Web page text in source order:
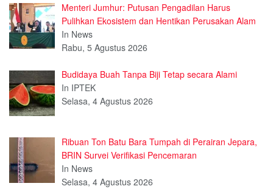
Menteri Jumhur: Putusan Pengadilan Harus
Pulihkan Ekosistem dan Hentikan Perusakan Alam
In News
Rabu, 5 Agustus 2026
Budidaya Buah Tanpa Biji Tetap secara Alami
In IPTEK
Selasa, 4 Agustus 2026
Ribuan Ton Batu Bara Tumpah di Perairan Jepara,
BRIN Survei Verifikasi Pencemaran
In News
Selasa, 4 Agustus 2026